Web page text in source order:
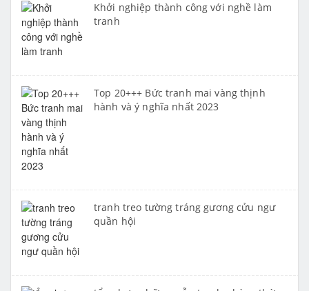
Khởi nghiệp thành công với nghề làm
tranh
Top 20+++ Bức tranh mai vàng thịnh
hành và ý nghĩa nhất 2023
tranh treo tường tráng gương cửu ngư
quần hội